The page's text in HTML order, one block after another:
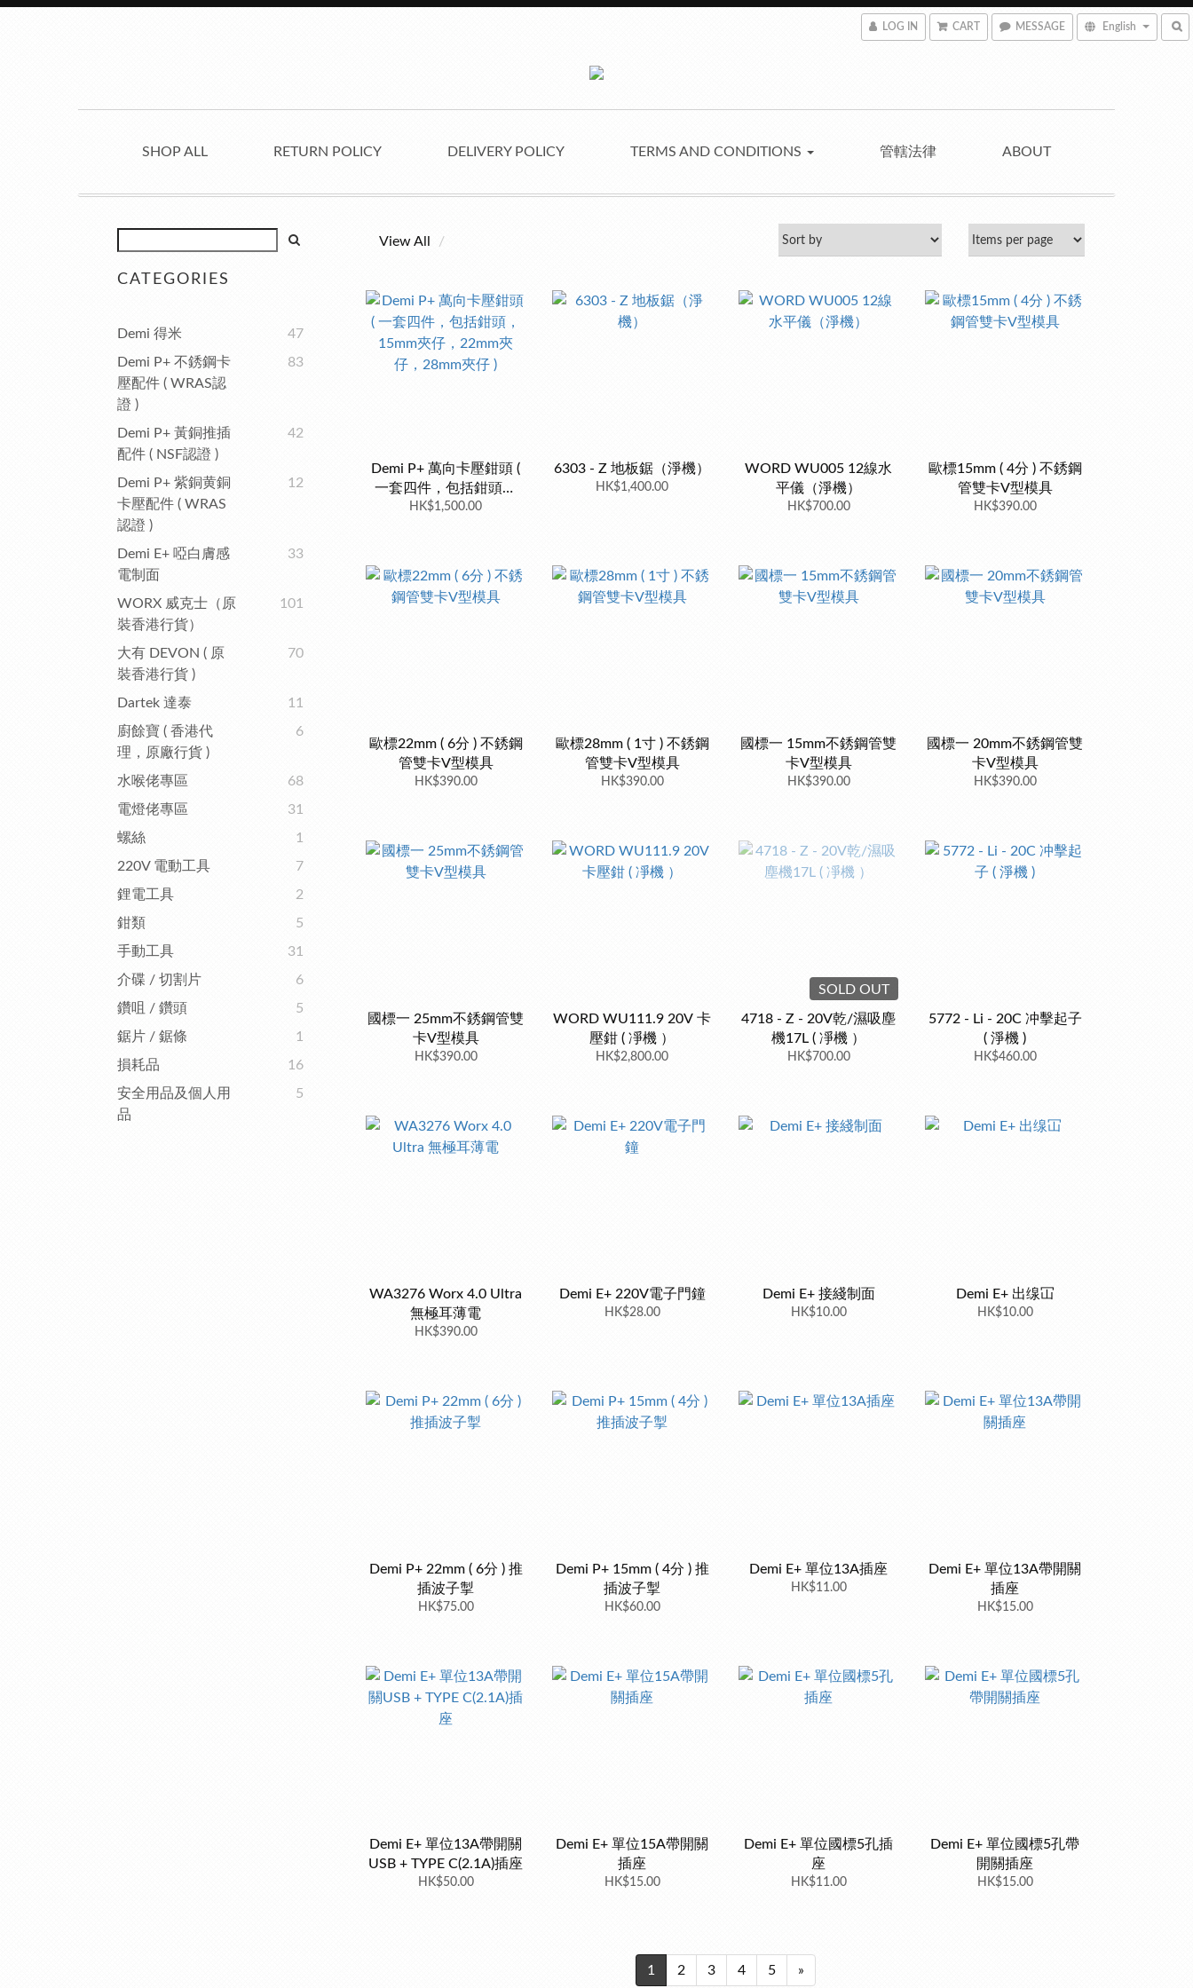
LOG IN CART MESSAGE English
SHOP ALL RETURN POLICY DELIVERY POLICY TERMS AND CONDITIONS 管轄法律 ABOUT
CATEGORIES
Demi 得米
47
Demi P+ 不銹鋼卡
壓配件 ( WRAS認
證 )
83
Demi P+ 黃銅推插
配件 ( NSF認證 )
42
Demi P+ 紫銅黄銅
卡壓配件 ( WRAS
認證 )
12
Demi E+ 啞白膚感
電制面
33
WORX 威克士（原
裝香港行貨）
101
大有 DEVON ( 原
裝香港行貨 )
70
Dartek 達泰
11
廚餘寶 ( 香港代
理，原廠行貨 )
6
水喉佬專區
68
電燈佬專區
31
螺絲
1
220V 電動工具
7
鋰電工具
2
鉗類
5
手動工具
31
介碟 / 切割片
6
鑽咀 / 鑽頭
5
鋸片 / 鋸條
1
損耗品
16
安全用品及個人用
品
5
View All
Demi P+ 萬向卡壓鉗頭 (
一套四件，包括鉗頭，
15mm夾仔，22mm夾
HK$1,500.00
6303 - Z 地板鋸（淨機）
HK$1,400.00
WORD WU005 12線水
平儀（淨機）
HK$700.00
歐標15mm ( 4分 ) 不銹鋼
管雙卡V型模具
HK$390.00
歐標22mm ( 6分 ) 不銹鋼
管雙卡V型模具
HK$390.00
歐標28mm ( 1寸 ) 不銹鋼
管雙卡V型模具
HK$390.00
國標一 15mm不銹鋼管雙
卡V型模具
HK$390.00
國標一 20mm不銹鋼管雙
卡V型模具
HK$390.00
國標一 25mm不銹鋼管雙
卡V型模具
HK$390.00
WORD WU111.9 20V 卡
壓鉗 ( 凈機 ）
HK$2,800.00
SOLD OUT
4718 - Z - 20V乾/濕吸塵
機17L ( 凈機 ）
HK$700.00
5772 - Li - 20C 冲擊起子
( 淨機 )
HK$460.00
WA3276 Worx 4.0 Ultra
無極耳薄電
HK$390.00
Demi E+ 220V電子門鐘
HK$28.00
Demi E+ 接綫制面
HK$10.00
Demi E+ 出缐冚
HK$10.00
Demi P+ 22mm ( 6分 ) 推
插波子掣
HK$75.00
Demi P+ 15mm ( 4分 ) 推
插波子掣
HK$60.00
Demi E+ 單位13A插座
HK$11.00
Demi E+ 單位13A帶開關
插座
HK$15.00
Demi E+ 單位13A帶開關
USB + TYPE C(2.1A)插座
HK$50.00
Demi E+ 單位15A帶開關
插座
HK$15.00
Demi E+ 單位國標5孔插
座
HK$11.00
Demi E+ 單位國標5孔帶
開關插座
HK$15.00
1 2 3 4 5 »